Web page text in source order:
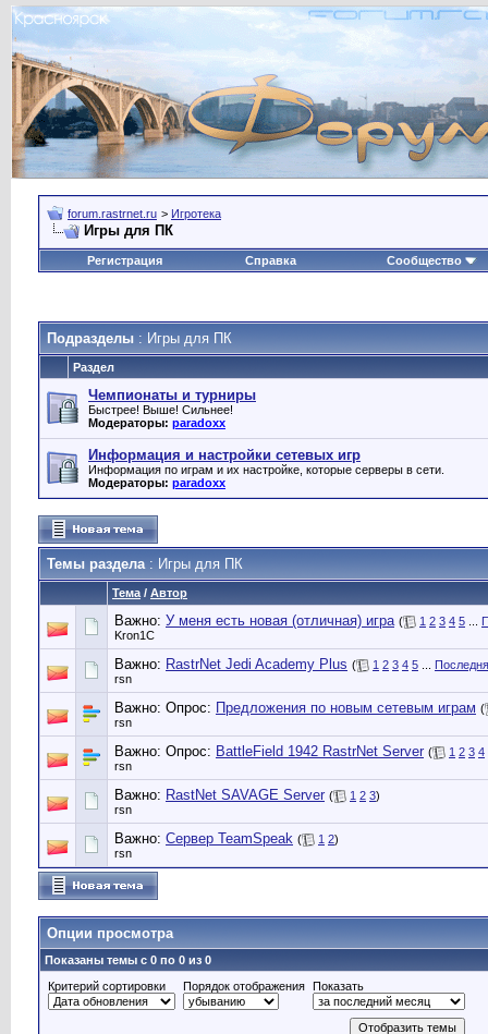
forum.rastrnet.ru > Игротека
Игры для ПК
Регистрация Справка Сообщество
Подразделы : Игры для ПК
Раздел
Чемпионаты и турниры
Быстрее! Выше! Сильнее!
Модераторы: paradoxx
Информация и настройки сетевых игр
Информация по играм и их настройке, которые серверы в сети.
Модераторы: paradoxx
Темы раздела: Игры для ПК
Тема / Автор
Важно: У меня есть новая (отличная) игрa ( 1 2 3 4 5
Kron1C
Важно: RastrNet Jedi Academy Plus ( 1 2 3 4 5
rsn
Важно: Опрос: Предложения по новым сетевым играм (
rsn
Важно: Опрос: BattleField 1942 RastrNet Server ( 1 2 3 4
rsn
Важно: RastNet SAVAGE Server ( 1 2 3)
rsn
Важно: Сервер TeamSpeak ( 1 2)
rsn
Опции просмотра
Показаны темы с 0 по 0 из 0
Критерий сортировки
Порядок отображения Показать